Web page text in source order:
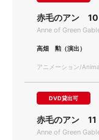
赤毛のアン 10
Anne of Green
高畑 勲（演出）
アニメーション/
DVD貸出可
赤毛のアン 11
Anne of Green